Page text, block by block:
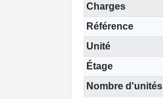
Charges
Référence
Unité
Étage
Nombre d'unités